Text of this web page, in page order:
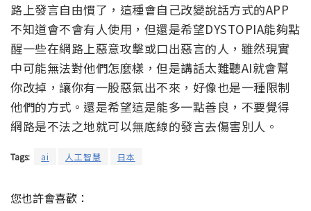
路上發言自由慣了，這種會自己改變說話方式的APP
不知道會不會有人使用，但還是希望DYSTOPIA能夠點
醒一些在網路上惡意攻擊或口出惡言的人，雖然現實
中可能無法對他們怎麼樣，但是講話太難聽AI就會幫
你改掉，讓你有一股惡氣出不來，好像也是一種限制
他們的方式。還是希望這是能多一點善良，不要覺得
網路是不法之地就可以無底線的發言去傷害別人。
Tags: ai 人工智慧 日本
您也許會喜歡：